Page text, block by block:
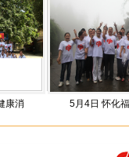
5月4日 怀化福彩“庆五